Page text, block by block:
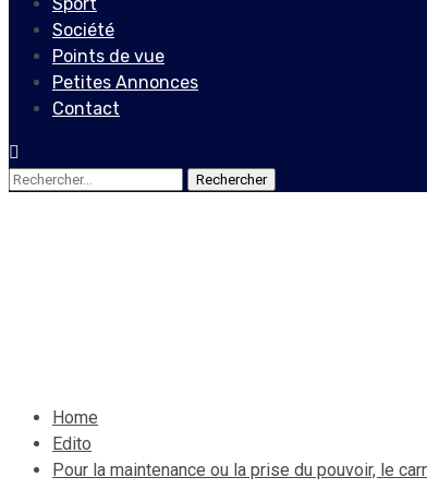
Société
Points de vue
Petites Annonces
Contact
Rechercher :
Home
Edito
Pour la maintenance ou la prise du pouvoir, le